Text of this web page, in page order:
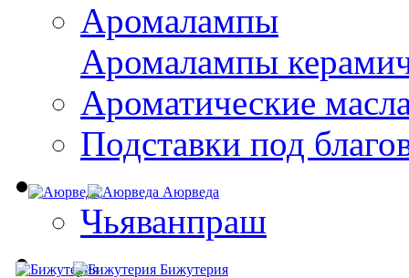
Аромалампы
Aромалампы
Ароматические
Подставки под
Аюрведа
Чьяванпраш
Бижутерия